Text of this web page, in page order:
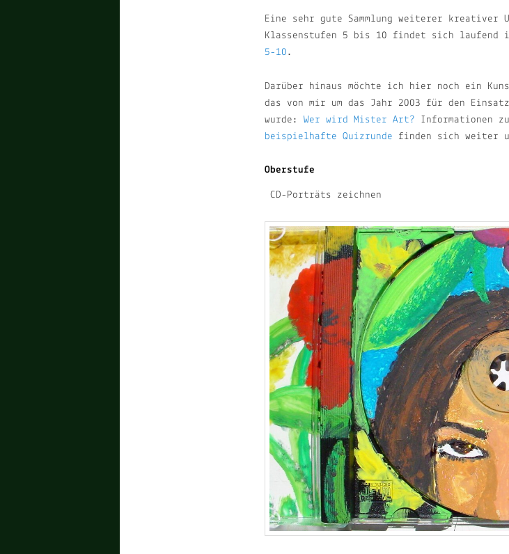
Eine sehr gute Sammlung weiterer
Klassenstufen 5 bis 10 findet sich laufend
5-10 .
Darüber hinaus möchte ich hier noch ein
das von mir um das Jahr 2003 für den
wurde: Wer wird Mister Art? Informationen
beispielhafte Quizrunde finden sich weiter
Oberstufe
CD-Porträts zeichnen